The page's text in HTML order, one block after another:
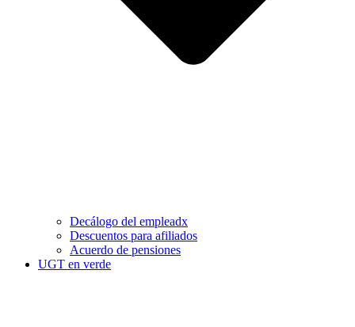
Decálogo del empleadx
Descuentos para afiliados
Acuerdo de pensiones
UGT en verde